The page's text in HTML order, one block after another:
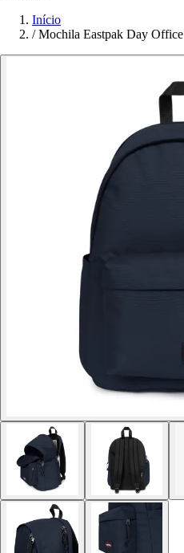
Início
/ Mochila Eastpak Day Office